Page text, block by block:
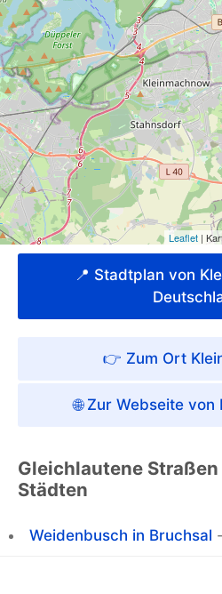
📍 Stadtplan von
👉 Zum Ort
🌐 Zur Webseite
Gleichlautene
Städten
Weidenbusch in Bruchsal -